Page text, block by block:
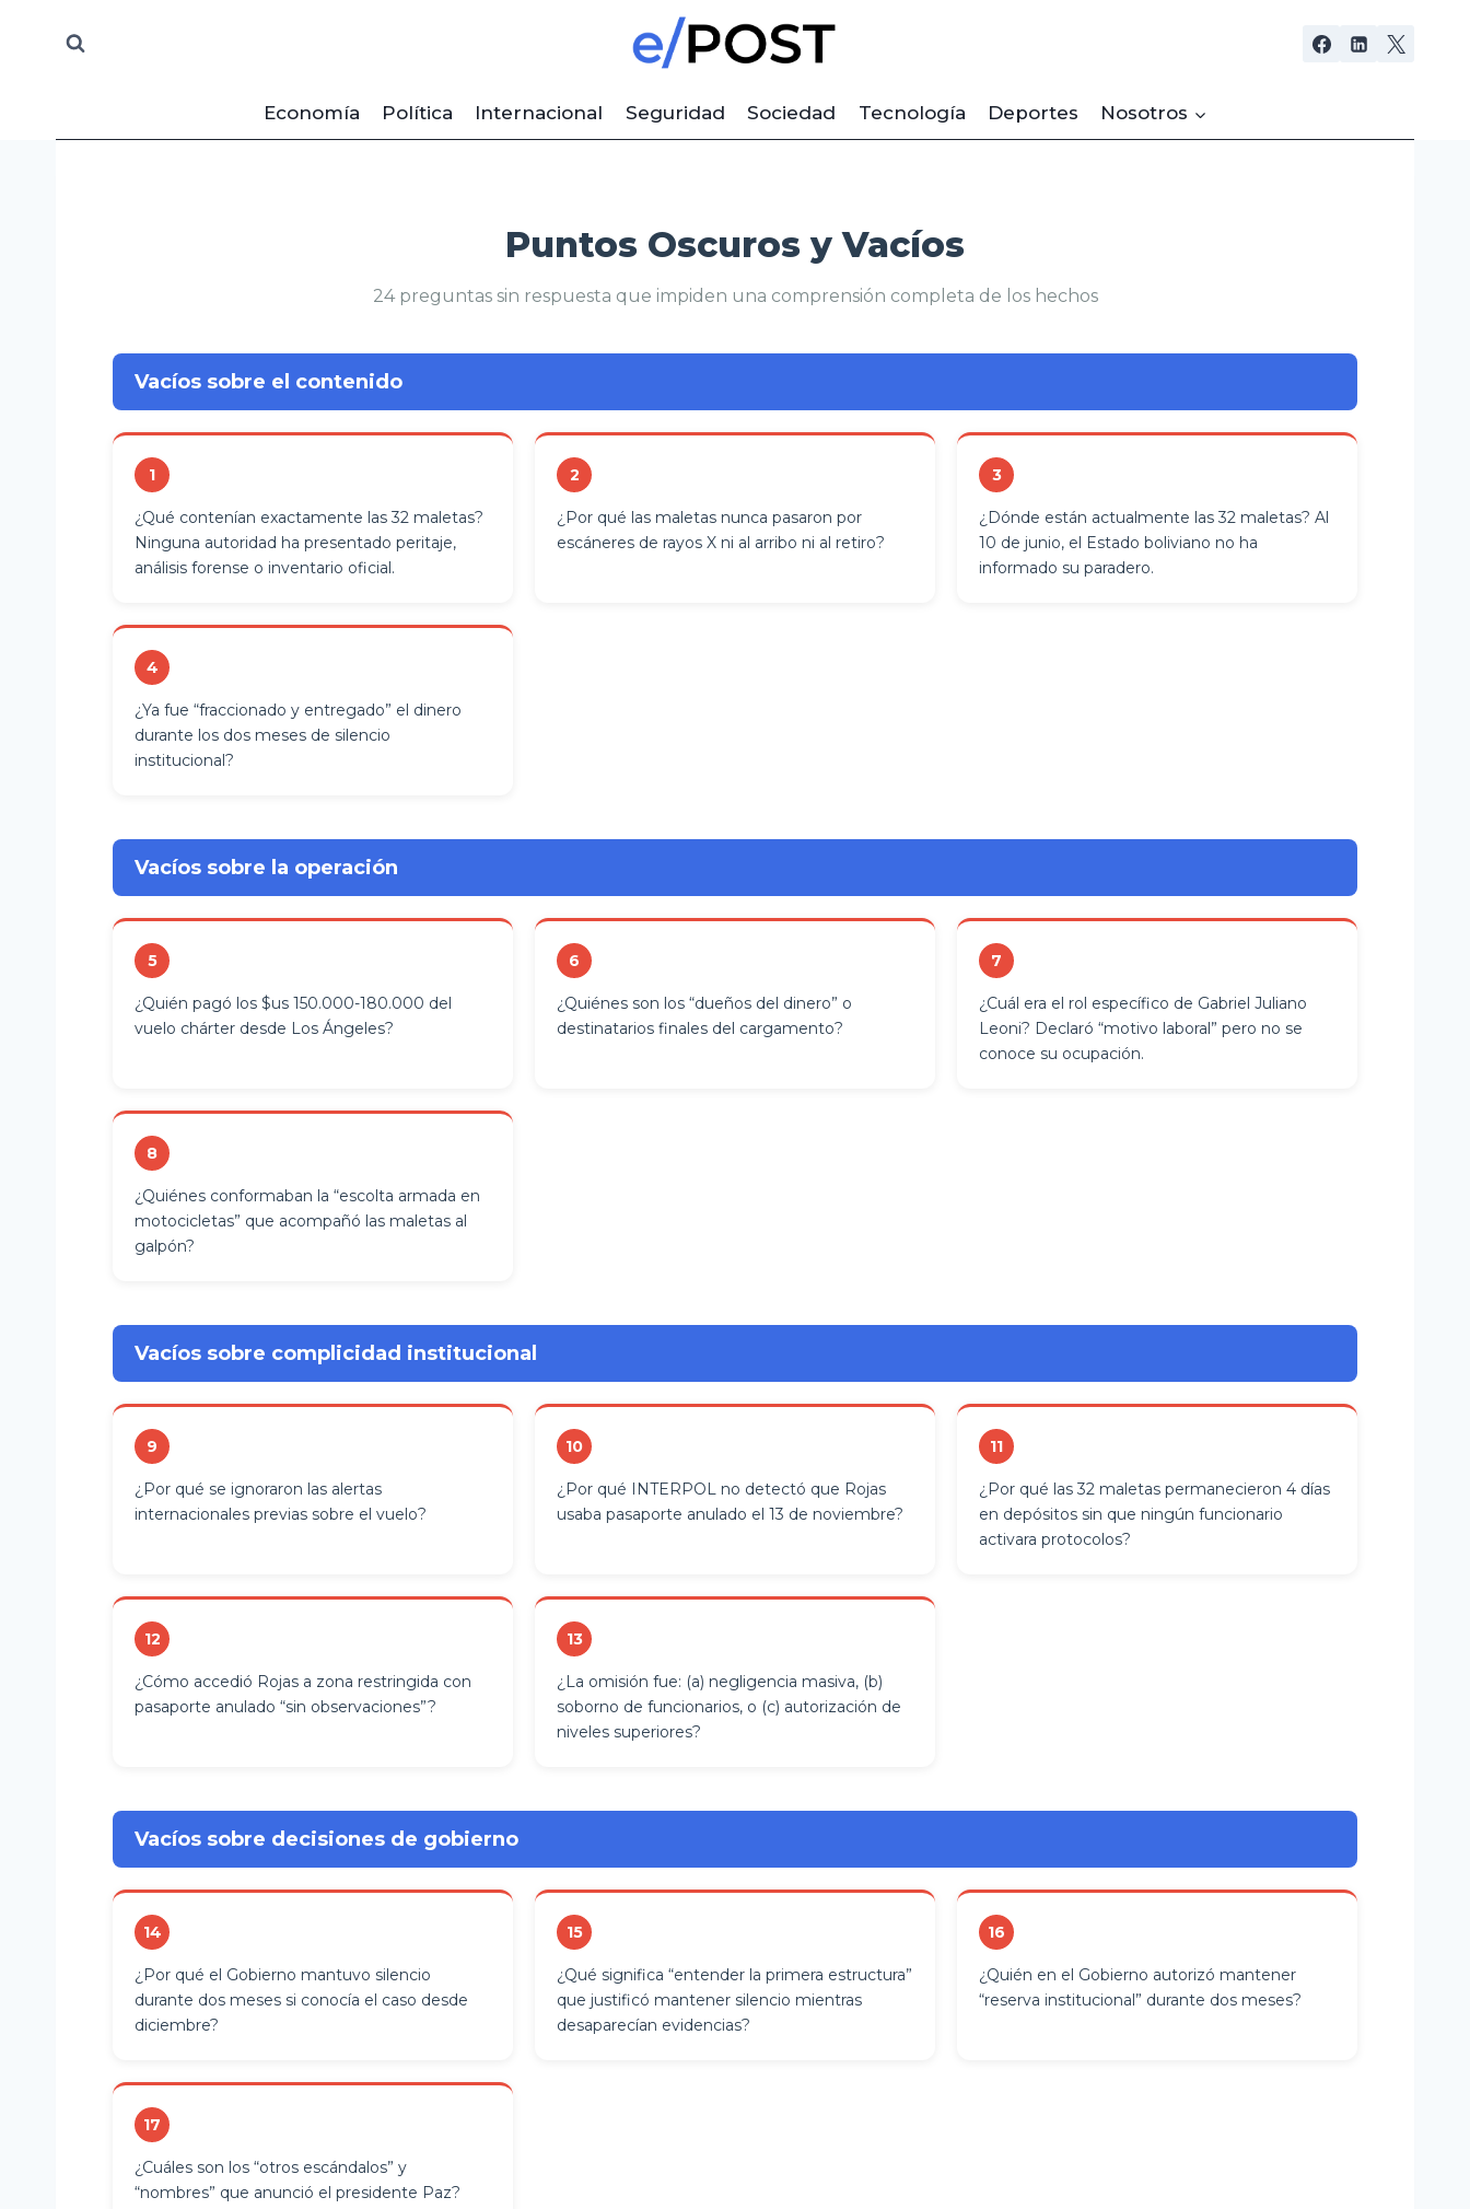
Economía
Política Internacional Seguridad Sociedad Tecnología Deportes Nosotros
Puntos Oscuros y Vacíos
24 preguntas sin respuesta que impiden una comprensión completa de los hechos
Vacíos sobre el contenido
1
¿Qué contenían exactamente las 32 maletas?
Ninguna autoridad ha presentado peritaje,
análisis forense o inventario oficial.
2
¿Por qué las maletas nunca pasaron por
escáneres de rayos X ni al arribo ni al retiro?
3
¿Dónde están actualmente las 32 maletas? Al
10 de junio, el Estado boliviano no ha
informado su paradero.
4
¿Ya fue “fraccionado y entregado” el dinero
durante los dos meses de silencio
institucional?
Vacíos sobre la operación
5
¿Quién pagó los $us 150.000-180.000 del
vuelo chárter desde Los Ángeles?
6
¿Quiénes son los “dueños del dinero” o
destinatarios finales del cargamento?
7
¿Cuál era el rol específico de Gabriel Juliano
Leoni? Declaró “motivo laboral” pero no se
conoce su ocupación.
8
¿Quiénes conformaban la “escolta armada en
motocicletas” que acompañó las maletas al
galpón?
Vacíos sobre complicidad institucional
9
¿Por qué se ignoraron las alertas
internacionales previas sobre el vuelo?
10
¿Por qué INTERPOL no detectó que Rojas
usaba pasaporte anulado el 13 de noviembre?
11
¿Por qué las 32 maletas permanecieron 4 días
en depósitos sin que ningún funcionario
activara protocolos?
12
¿Cómo accedió Rojas a zona restringida con
pasaporte anulado “sin observaciones”?
13
¿La omisión fue: (a) negligencia masiva, (b)
soborno de funcionarios, o (c) autorización de
niveles superiores?
Vacíos sobre decisiones de gobierno
14
¿Por qué el Gobierno mantuvo silencio
durante dos meses si conocía el caso desde
diciembre?
15
¿Qué significa “entender la primera estructura”
que justificó mantener silencio mientras
desaparecían evidencias?
16
¿Quién en el Gobierno autorizó mantener
“reserva institucional” durante dos meses?
17
¿Cuáles son los “otros escándalos” y
“nombres” que anunció el presidente Paz?